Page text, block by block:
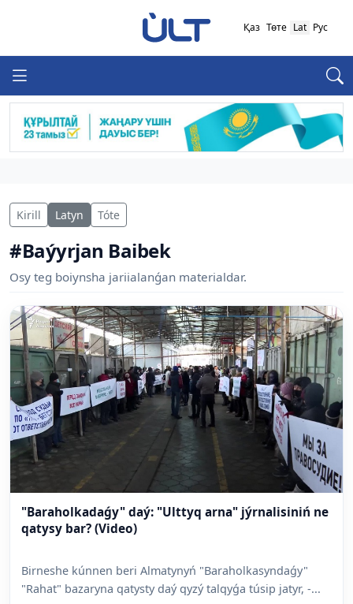
Қаз Төте Lat Рус
Kirill Latyn Tóte
#Baýyrjan Baibek
Osy teg boiynsha jariialanǵan materialdar.
"Baraholkadaǵy" daý: "Ulttyq arna" jýrnalisiniń ne
qatysy bar? (Video)
Birneshe kúnnen beri Almatynyń "Baraholkasyndaǵy"
"Rahat" bazaryna qatysty daý qyzý talqyǵa túsip jatyr, -...